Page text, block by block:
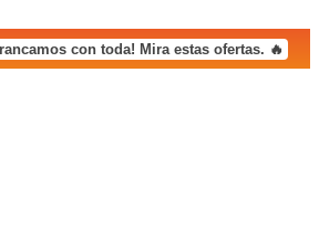
con toda! Mira estas ofertas. 🔥